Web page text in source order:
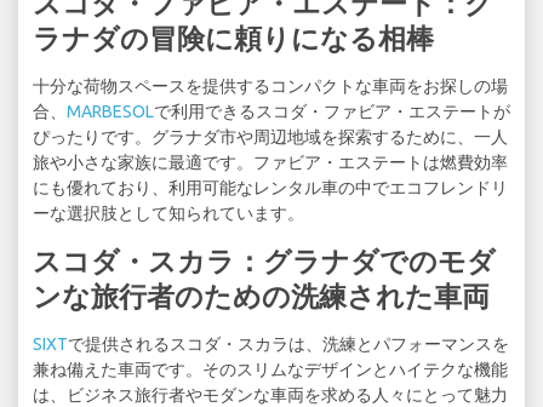
ラナダの冒険に頼りになる相棒
十分な荷物スペースを提供するコンパクトな車両をお探しの場
合、 MARBESOLで利用できるスコダ・ファビア・エステートが
ぴったりです。グラナダ市や周辺地域を探索するために、一人
旅や小さな家族に最適です。ファビア・エステートは燃費効率
にも優れており、利用可能なレンタル車の中でエコフレンドリ
ーな選択肢として知られています。
スコダ・スカラ：グラナダでのモダ
ンな旅行者のための洗練された車両
SIXTで提供されるスコダ・スカラは、洗練とパフォーマンスを
兼ね備えた車両です。そのスリムなデザインとハイテクな機能
は、ビジネス旅行者やモダンな車両を求める人々にとって魅力